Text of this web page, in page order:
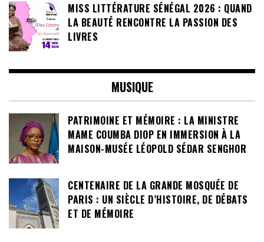
MISS LITTÉRATURE SÉNÉGAL 2026 : QUAND
LA BEAUTÉ RENCONTRE LA PASSION DES
LIVRES
MUSIQUE
PATRIMOINE ET MÉMOIRE : LA MINISTRE
MAME COUMBA DIOP EN IMMERSION À LA
MAISON-MUSÉE LÉOPOLD SÉDAR SENGHOR
CENTENAIRE DE LA GRANDE MOSQUÉE DE
PARIS : UN SIÈCLE D’HISTOIRE, DE DÉBATS
ET DE MÉMOIRE